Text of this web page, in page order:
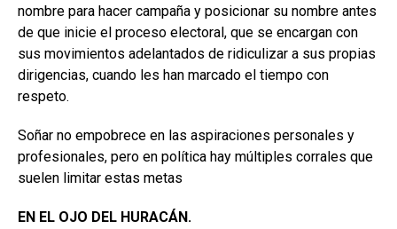
nombre para hacer campaña y posicionar su nombre antes
de que inicie el proceso electoral, que se encargan con
sus movimientos adelantados de ridiculizar a sus propias
dirigencias, cuando les han marcado el tiempo con
respeto.
Soñar no empobrece en las aspiraciones personales y
profesionales, pero en política hay múltiples corrales que
suelen limitar estas metas
EN EL OJO DEL HURACÁN.